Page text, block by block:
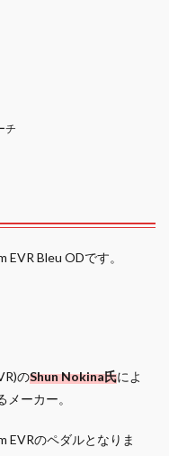
チ
Bleu ODです。
のShun Nokina氏によ
ーカー。
EVRのペダルとなりま